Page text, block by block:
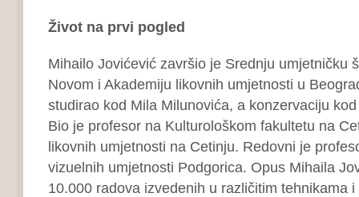
Život na prvi pogled
Mihailo Jovićević završio je Srednju umjetničku
Novom i Akademiju likovnih umjetnosti u
studirao kod Mila Milunovića, a konzervaciju
Bio je profesor na Kulturološkom fakultetu na
likovnih umjetnosti na Cetinju. Redovni je
vizuelnih umjetnosti Podgorica. Opus Mihaila
10.000 radova izvedenih u različitim tehnikama